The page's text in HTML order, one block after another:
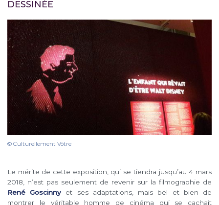
DESSINÉE
© Culturellement Vôtre
Le mérite de cette exposition, qui se tiendra jusqu’au 4 mars
2018, n’est pas seulement de revenir sur la filmographie de
René Goscinnyet ses adaptations, mais bel et bien de
montrer le véritable homme de cinéma qui se cachait